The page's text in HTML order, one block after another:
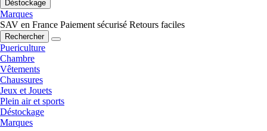
Déstockage
Marques
SAV en France Paiement sécurisé Retours faciles
Rechercher
Puericulture
Chambre
Vêtements
Chaussures
Jeux et Jouets
Plein air et sports
Déstockage
Marques